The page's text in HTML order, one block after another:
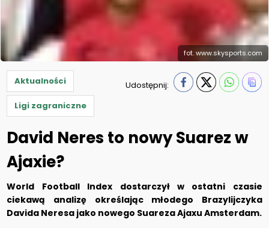
fot. www.skysports.com
Aktualności
Ligi zagraniczne
Udostępnij:
David Neres to nowy Suarez w
Ajaxie?
World Football Index dostarczył w ostatni czasie
ciekawą analizę określając młodego Brazylijczyka
Davida Neresa jako nowego Suareza Ajaxu Amsterdam.